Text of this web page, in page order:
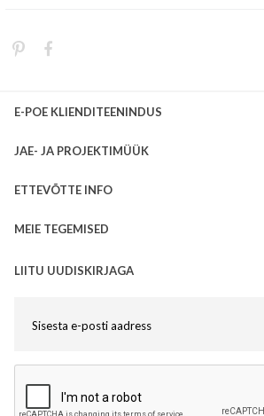
E-POE KLIENDITEENINDUS
JAE- JA PROJEKTIMÜÜK
ETTEVÕTTE INFO
MEIE TEGEMISED
LIITU UUDISKIRJAGA